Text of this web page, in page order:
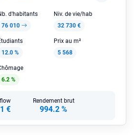
d'habitants
76 010
Niv. de vie/hab
32 730 €
12.0 %
Prix au m²
5 568
6.2 %
€
Rendement brut
994.2 %